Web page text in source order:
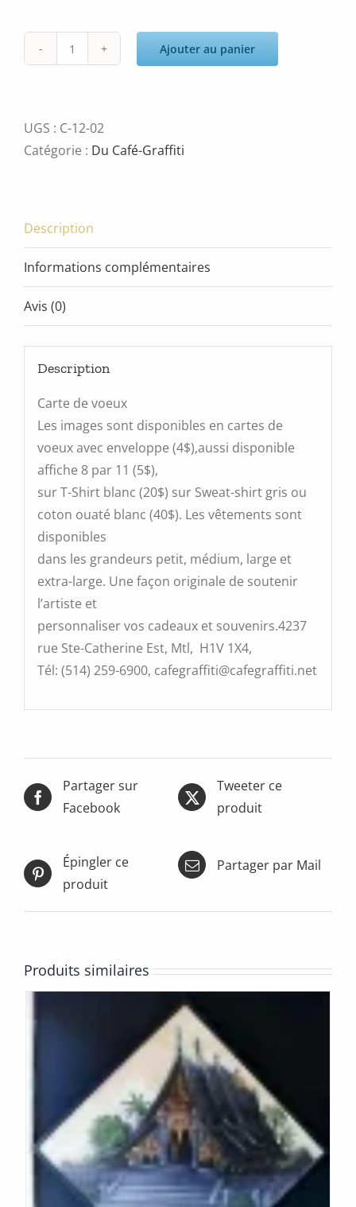
quantité
Ajouter au panier
UGS : C-12-02
Catégorie : Du Café-Graffiti
Description
Informations complémentaires
Avis (0)
Description
Carte de voeux
Les images sont disponibles en cartes de
voeux avec enveloppe (4$),aussi disponible
affiche 8 par 11 (5$),
sur T-Shirt blanc (20$) sur Sweat-shirt gris ou
coton ouaté blanc (40$). Les vêtements sont
disponibles
dans les grandeurs petit, médium, large et
extra-large. Une façon originale de soutenir
l’artiste et
personnaliser vos cadeaux et souvenirs.4237
rue Ste-Catherine Est, Mtl, H1V 1X4,
Tél: (514) 259-6900, cafegraffiti@cafegraffiti.net
Partager sur
Facebook
Tweeter ce
produit
Épingler ce
produit
Partager par Mail
Produits similaires